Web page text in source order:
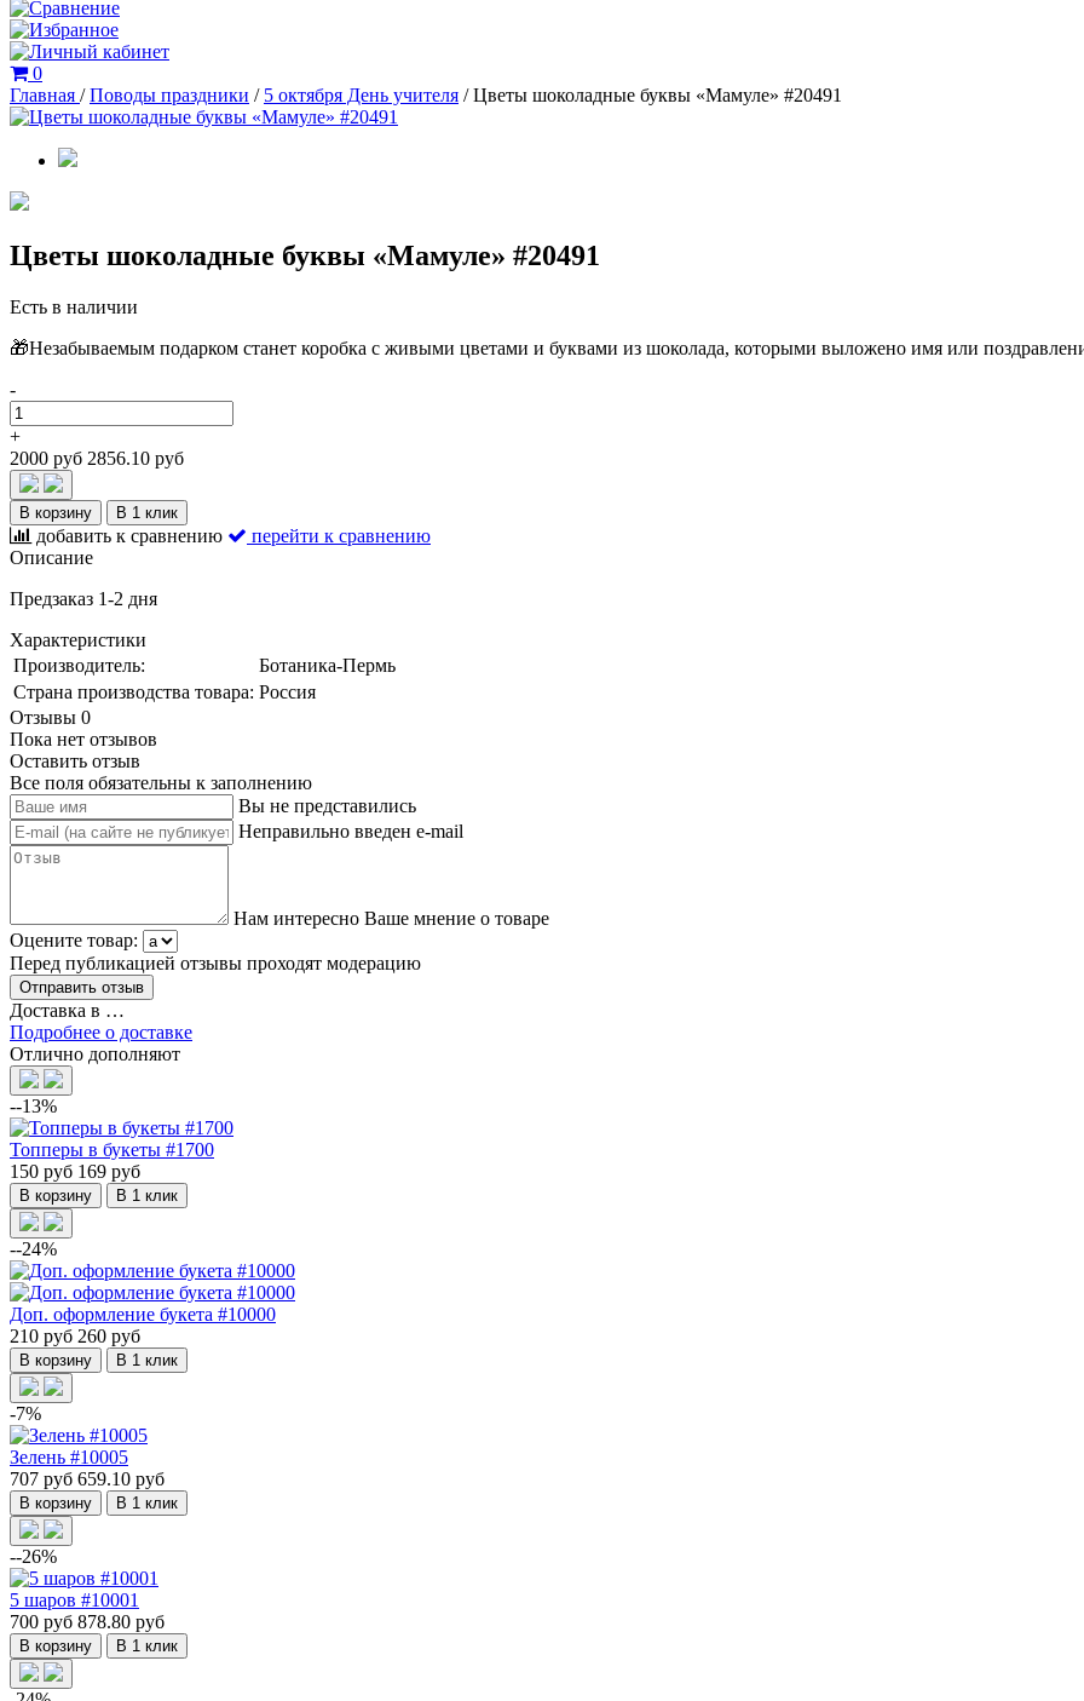
0
Главная /Поводы праздники / 5 октября День учителя /Цветы шоколадные буквы «Мамуле» #20491
Цветы шоколадные буквы «Мамуле» #20491
Есть в наличии
🎁Незабываемым подарком станет коробка с живыми цветами и буквами из шоколада, которыми выложено имя или
-
+
2000 руб 2856.10 руб
В корзину В 1 клик
добавить к сравнению
перейти к сравнению
Описание
Предзаказ 1-2 дня
Характеристики
Производитель:
Ботаника-Пермь
Страна производства товара: Россия
Отзывы 0
Пока нет отзывов
Оставить отзыв
Все поля обязательны к заполнению
Вы не представились
Неправильно введен e-mail
Нам интересно Ваше мнение о товаре
Оцените товар:
Перед публикацией отзывы проходят модерацию
Доставка в …
Подробнее о доставке
Отлично дополняют
--13%
Топперы в букеты #1700
150 руб 169 руб
В корзину В 1 клик
--24%
Доп. оформление букета #10000
210 руб 260 руб
В корзину В 1 клик
-7%
Зелень #10005
707 руб 659.10 руб
В корзину В 1 клик
--26%
5 шаров #10001
700 руб 878.80 руб
В корзину В 1 клик